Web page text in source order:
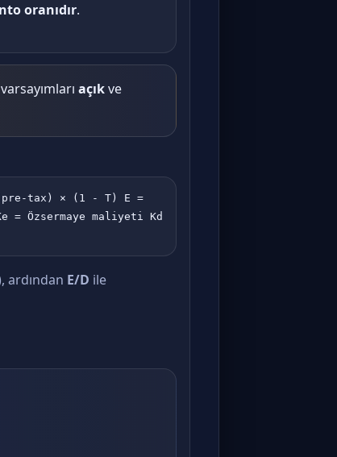
oranıdır.
açıkve
tax) × (1 - T) E =
= Özsermaye maliyeti Kd
ardından E/D ile